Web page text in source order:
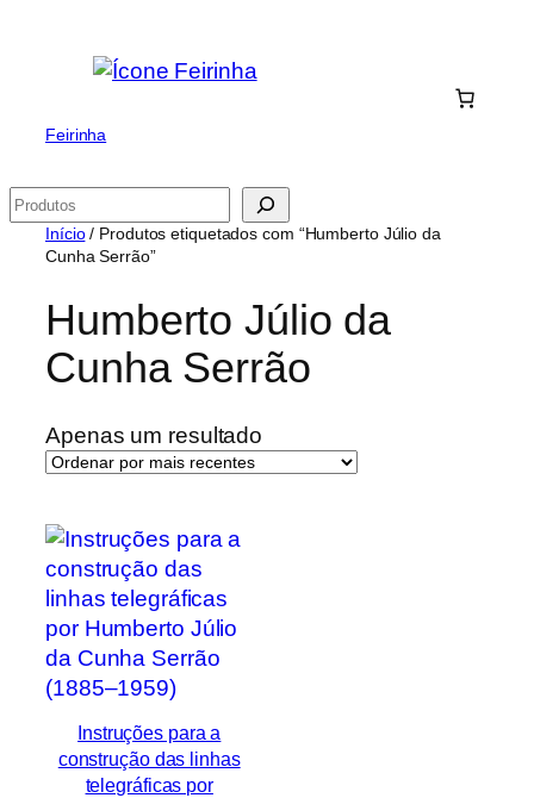
Feirinha
Pesquisar
Início/ Produtos etiquetados com “Humberto Júlio da
Cunha Serrão”
Humberto Júlio da
Cunha Serrão
Apenas um resultado
Instruções para a
construção das linhas
telegráficas por